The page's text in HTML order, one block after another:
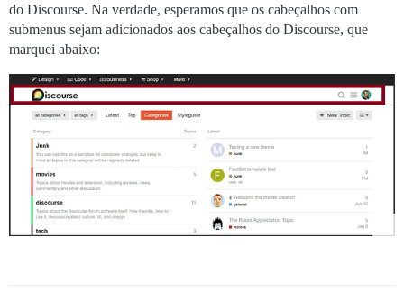
do Discourse. Na verdade, esperamos que os cabeçalhos com
submenus sejam adicionados aos cabeçalhos do Discourse, que
marquei abaixo: